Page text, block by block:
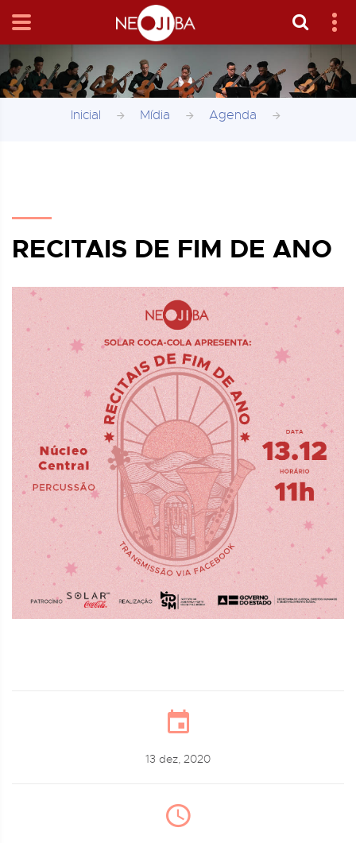
Inicial Mídia Agenda
RECITAIS DE FIM DE ANO
13 dez, 2020